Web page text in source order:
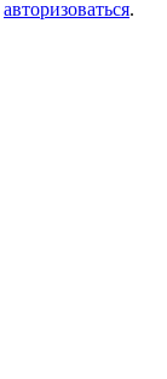
авторизоваться.